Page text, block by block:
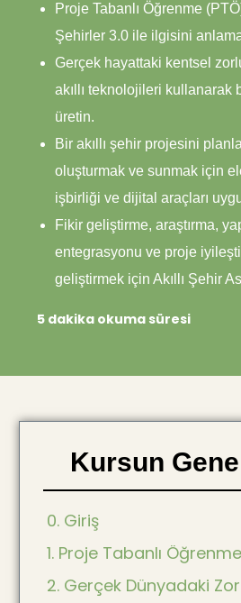
Proje Tabanlı Öğrenme
Şehirler 3.0 ile ilgisini
Gerçek hayattaki kentsel
akıllı teknolojileri kullanarak
üretin.
Bir akıllı şehir projesini
oluşturmak ve sunmak için
işbirliği ve dijital araçları
Fikir geliştirme, araştırma,
entegrasyonu ve proje
geliştirmek için Akıllı Şehir
5 dakika okuma süresi
Kursun
0. Giriş
1. Proje Tabanlı
2. Gerçek Dünyadaki